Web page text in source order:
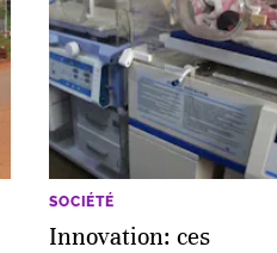
SOCIÉTÉ
Innovation: ces